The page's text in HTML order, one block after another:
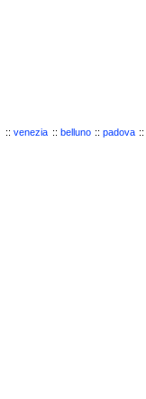
:: venezia :: belluno :: padova ::